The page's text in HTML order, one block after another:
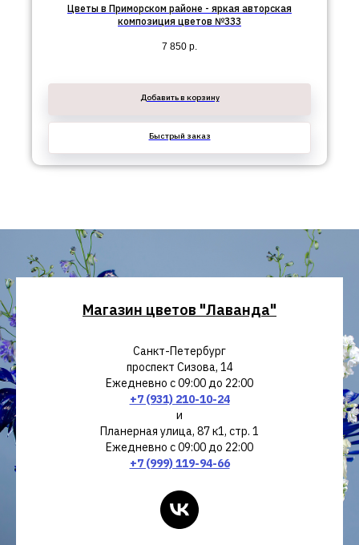
Цветы в Приморском районе - яркая авторская
композиция цветов №333
7 850 р.
Добавить в корзину
Быстрый заказ
Магазин цветов "Лаванда"
Санкт-Петербург
проспект Сизова, 14
Ежедневно с 09:00 до 22:00
+7 (931) 210-10-24
и
Планерная улица, 87 к1, стр. 1
Ежедневно с 09:00 до 22:00
+7 (999) 119-94-66